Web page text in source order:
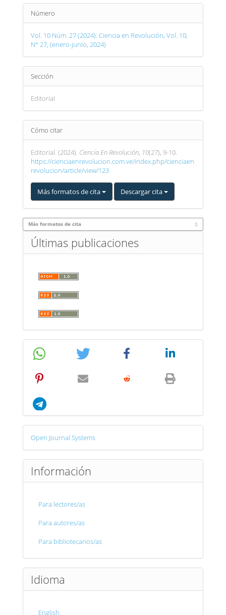
Detalles
del
artículo
Número
Vol. 10 Núm. 27 (2024): Ciencia en Revolución, Vol. 10,
N° 27, (enero-junio, 2024)
Sección
Editorial
Cómo citar
Editorial. (2024). Ciencia En Revolución, 10(27), 9-10.
https://cienciaenrevolucion.com.ve/index.php/cienciaen
revolucion/article/view/123
Más formatos de cita Descargar cita
Más formatos de cita
Últimas publicaciones
Desarrollado
por
Open Journal Systems
Información
Para lectores/as
Para autores/as
Para bibliotecarios/as
Idioma
English